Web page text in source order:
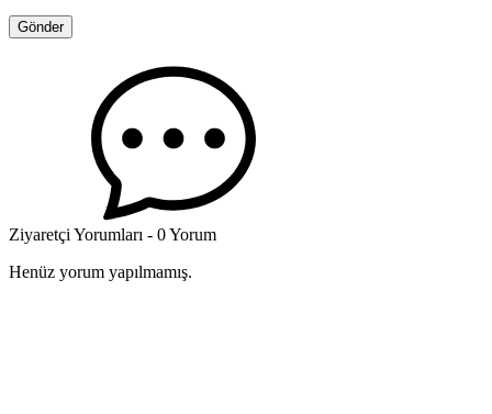
Ziyaretçi Yorumları - 0 Yorum
Henüz yorum yapılmamış.